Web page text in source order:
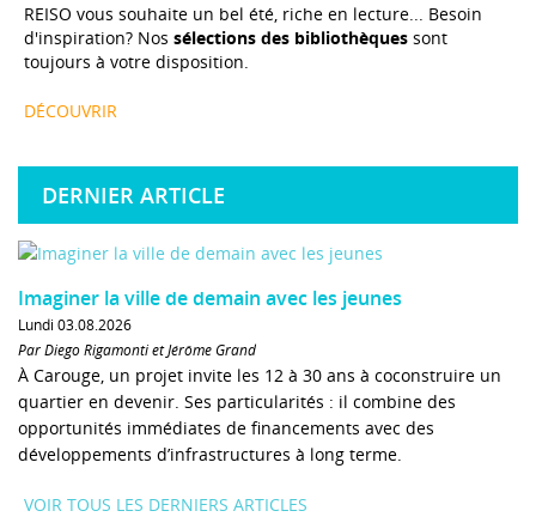
REISO vous souhaite un bel été, riche en lecture... Besoin
d'inspiration? Nos sélections des bibliothèques sont
toujours à votre disposition.
DÉCOUVRIR
DERNIER ARTICLE
Imaginer la ville de demain avec les jeunes
Lundi 03.08.2026
Par Diego Rigamonti et Jérôme Grand
À Carouge, un projet invite les 12 à 30 ans à coconstruire un
quartier en devenir. Ses particularités : il combine des
opportunités immédiates de financements avec des
développements d’infrastructures à long terme.
VOIR TOUS LES DERNIERS ARTICLES